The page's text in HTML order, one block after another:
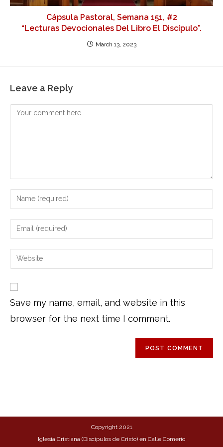
Cápsula Pastoral, Semana 151, #2
“Lecturas Devocionales Del Libro El Discípulo”.
March 13, 2023
Leave a Reply
Save my name, email, and website in this
browser for the next time I comment.
Copyright 2021
Iglesia Cristiana (Discípulos de Cristo) en Calle Comerío